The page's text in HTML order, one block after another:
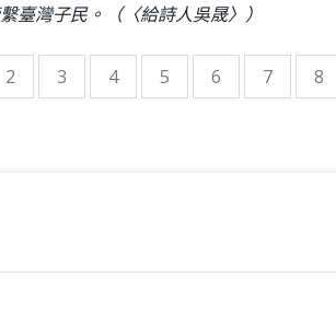
臺灣子民。（〈給詩人吳晟〉）
2 3 4 5 6 7 8